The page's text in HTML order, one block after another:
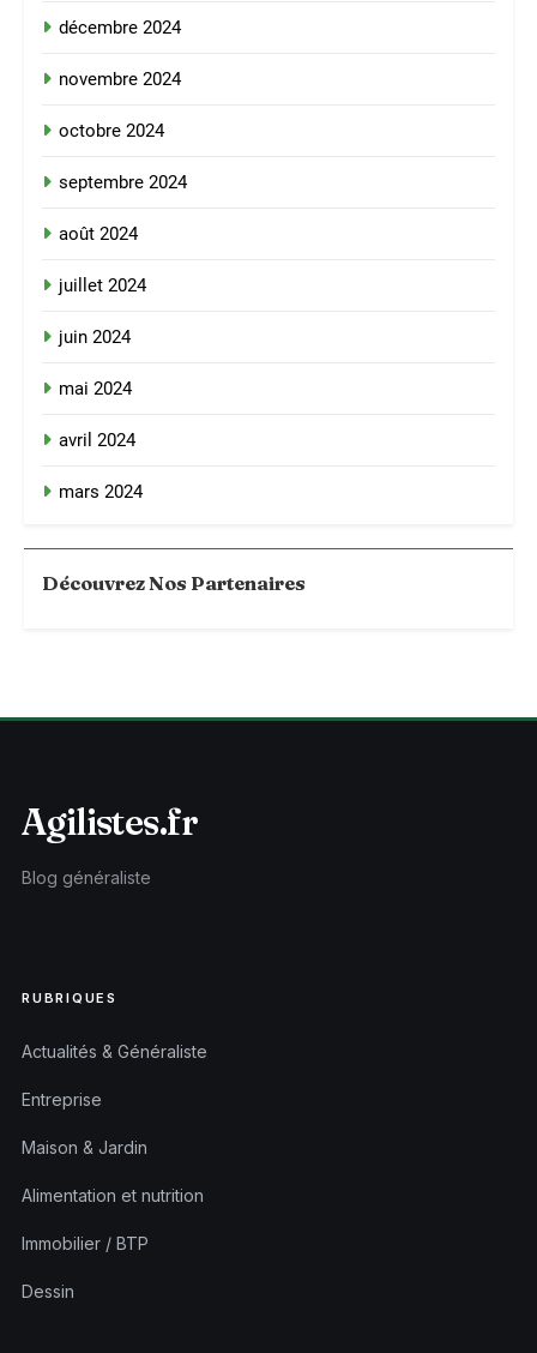
décembre 2024
novembre 2024
octobre 2024
septembre 2024
août 2024
juillet 2024
juin 2024
mai 2024
avril 2024
mars 2024
Découvrez Nos Partenaires
Agilistes.fr
Blog généraliste
RUBRIQUES
Actualités & Généraliste
Entreprise
Maison & Jardin
Alimentation et nutrition
Immobilier / BTP
Dessin